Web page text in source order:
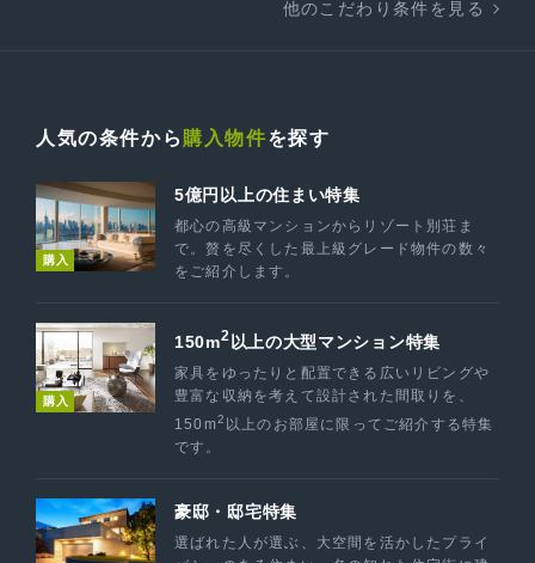
他のこだわり条件を見る
人気の条件から 購入物件を探す
購入
5億円以上の住まい特集
都心の高級マンションからリゾート別荘ま
で。贅を尽くした最上級グレード物件の数々
をご紹介します。
購入
150m2 以上の大型マンション特集
家具をゆったりと配置できる広いリビングや
豊富な収納を考えて設計された間取りを、
150m2 以上のお部屋に限ってご紹介する特集
です。
豪邸・邸宅特集
選ばれた人が選ぶ、大空間を活かしたプライ